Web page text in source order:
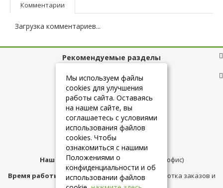
Комментарии
Загрузка комментариев...
Рекомендуемые разделы
Полезные ссылки
+7 (925) 084-10-60
Наш адрес:Москва,ул.Плещеева д.12 (офис)
Время работы магазина:с 10:00 до 21:00 (обработка заказов и
Мы используем файлы
cookies для улучшения
работы сайта. Оставаясь
на нашем сайте, вы
соглашаетесь с условиями
использования файлов
cookies. Чтобы
ознакомиться с нашими
Положениями о
конфиденциальности и об
использовании файлов